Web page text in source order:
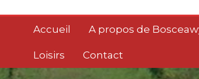
contenuAccueil A propos de
Loisirs Contact